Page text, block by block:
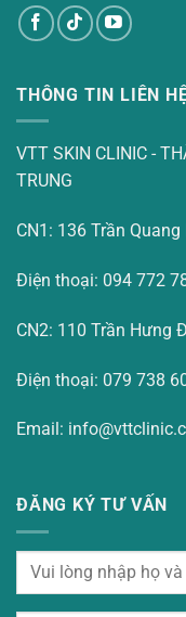
THÔNG TIN LIÊN
VTT SKIN CLINIC -
TRUNG
CN1: 136 Trần Quang
Điện thoại: 094 772
CN2: 110 Trần Hưng
Điện thoại: 079 738
Email:
ĐĂNG KÝ TƯ VẤN